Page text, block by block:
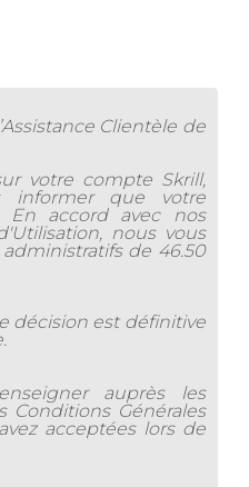
Clientèle de
votre compte Skrill,
informer que votre
accord avec nos
nous vous
de 46.50
décision est définitive
auprès les
Conditions Générales
acceptées lors de